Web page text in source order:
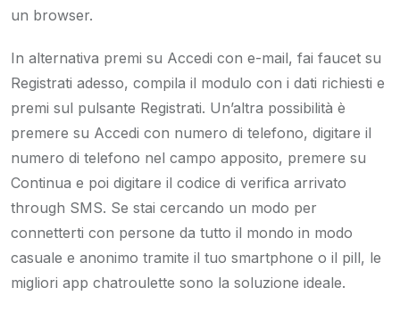
un browser.
In alternativa premi su Accedi con e-mail, fai faucet su
Registrati adesso, compila il modulo con i dati richiesti e
premi sul pulsante Registrati. Un’altra possibilità è
premere su Accedi con numero di telefono, digitare il
numero di telefono nel campo apposito, premere su
Continua e poi digitare il codice di verifica arrivato
through SMS. Se stai cercando un modo per
connetterti con persone da tutto il mondo in modo
casuale e anonimo tramite il tuo smartphone o il pill, le
migliori app chatroulette sono la soluzione ideale.